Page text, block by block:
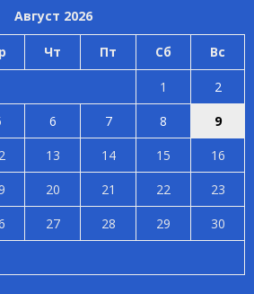
Август 2026
Чт Пт Сб Вс
1
2
6 7 8
9
13 14 15
16
20 21 22
23
27 28 29
30